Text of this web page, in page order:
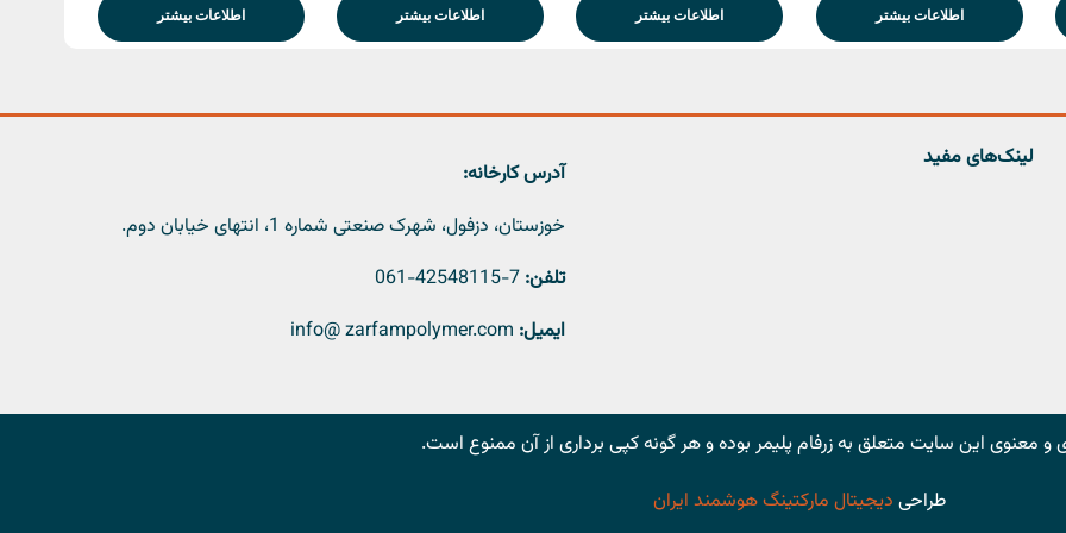
اطلاعات بیشتر اطلاعات بیشتر اطلاعات بیشتر اطلاعات بیشتر
لینک‌های مفید
آدرس کارخانه:
خوزستان، دزفول، شهرک صنعتی شماره 1، انتهای خیابان دوم.
تلفن: 7-42548115-061
ایمیل:
و معنوی این سایت متعلق به زرفام پلیمر بوده و هر گونه کپی برداری از آن ممنوع است.
طراحی دیجیتال مارکتینگ هوشمند ایران